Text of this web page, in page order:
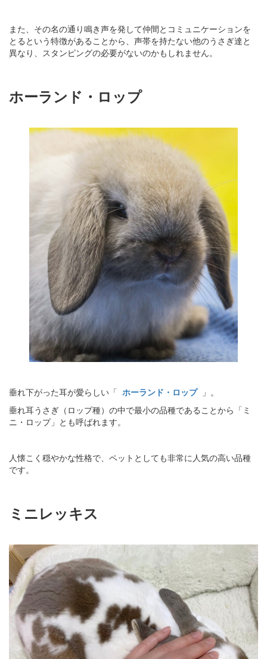
また、その名の通り鳴き声を発して仲間とコミュニケーションを
とるという特徴があることから、声帯を持たない他のうさぎ達と
異なり、スタンピングの必要がないのかもしれません。
ホーランド・ロップ
垂れ下がった耳が愛らしい「 ホーランド・ロップ 」。
垂れ耳うさぎ（ロップ種）の中で最小の品種であることから「ミ
ニ・ロップ」とも呼ばれます。
人懐こく穏やかな性格で、ペットとしても非常に人気の高い品種
です。
ミニレッキス